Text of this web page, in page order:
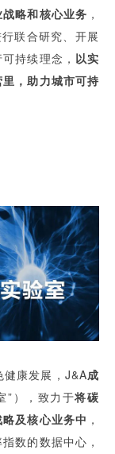
略和核心业务 ，
联合研究、开展
持续理念， 以实
，助力城市可持
康发展，J&A成
”），致力于将碳
及核心业务中 ，
数的数据中心，